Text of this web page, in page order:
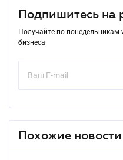
Подпишитесь на
Получайте по понедельникам
бизнеса
Похожие новости